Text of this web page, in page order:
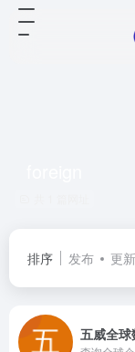
排序 发布 更新
五威全球